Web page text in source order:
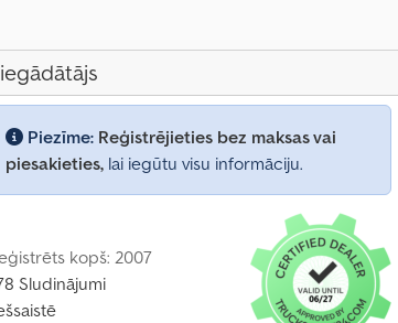
Piezīme: Reģistrējieties bez maksas vai
piesakieties, lai iegūtu visu informāciju.
kopš: 2007
Sludinājumi